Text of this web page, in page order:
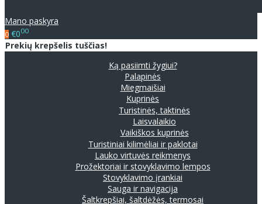
Mano paskyra
0 €000
Prekių krepšelis tuščias!
Ką pasiimti žygiui?
Palapinės
Miegmaišiai
Kuprinės
Turistinės, taktinės
Laisvalaikio
Vaikiškos kuprinės
Turistiniai kilimėliai ir paklotai
Lauko virtuvės reikmenys
Prožektoriai ir stovyklavimo lempos
Stovyklavimo įrankiai
Sauga ir navigacija
Šaltkrepšiai, šaltdėžės, termosai